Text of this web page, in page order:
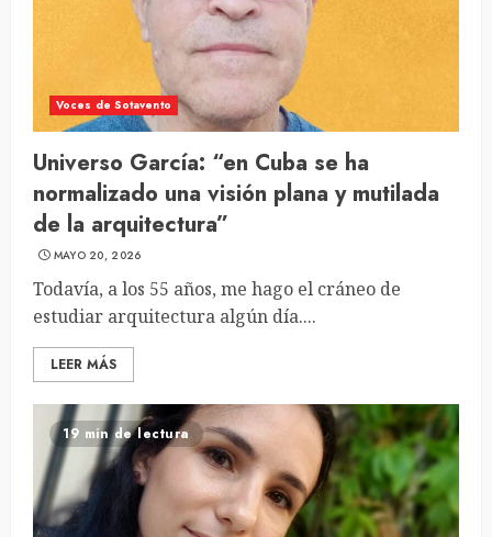
Voces de Sotavento
Universo García: “en Cuba se ha
normalizado una visión plana y mutilada
de la arquitectura”
MAYO 20, 2026
Todavía, a los 55 años, me hago el cráneo de
estudiar arquitectura algún día....
LEER MÁS
19 min de lectura